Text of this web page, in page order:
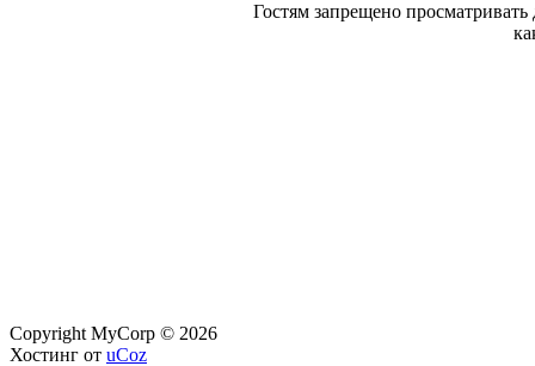
Гостям запрещено
Copyright MyCorp © 2026
Хостинг от uCoz